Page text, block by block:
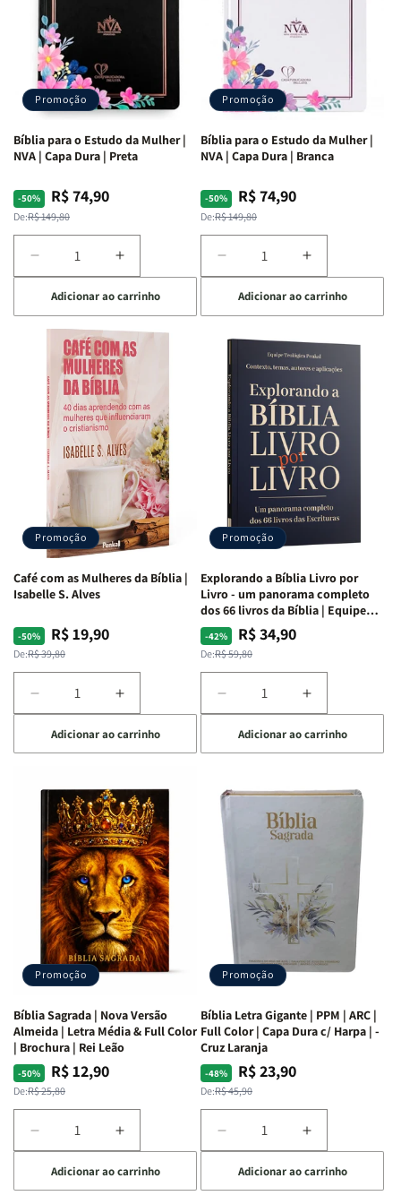
Promoção
Bíblia para o Estudo da Mulher |
NVA | Capa Dura | Preta
-50%
Preço
normal
De:R$ 149,80
Preço
promocional
R$ 74,90
Diminuir
a
quantidade
de
Bíblia
para
Estudo
da
Mulher
NVA
Capa
Dura
|
Preta
Aumentar
a
quantidade
de
Bíblia
para
o
Estudo
da
Mulher
|
NVA
|
Capa
Dura
|
Adicionar ao carrinho
Promoção
Bíblia para o Estudo da Mulher |
NVA | Capa Dura | Branca
-50%
Preço
normal
De:R$ 149,80
Preço
promocional
R$ 74,90
Diminuir
a
quantidade
de
Bíblia
o
Estudo
da
Mulher
NVA
Capa
Dura
|
Aumentar
a
quantidade
de
Bíblia
para
o
Estudo
Mulher
|
NVA
|
Capa
Dura
|
Adicionar ao carrinho
Promoção
Café com as Mulheres da Bíblia |
Isabelle S. Alves
-50%
Preço
normal
De:R$ 39,80
Preço
promocional
R$ 19,90
Diminuir
a
quantidade
de
com
Mulheres
da
Bíblia
Isabelle
S.
Alves
Aumentar
a
quantidade
de
com
as
Mulheres
da
Bíblia
|
Isabelle
S.
Alves
Adicionar ao carrinho
Promoção
Explorando a Bíblia Livro por
Livro - um panorama completo
dos 66 livros da Bíblia | Equipe
teológica Penkal
-42%
Preço
normal
De:R$ 59,80
Preço
promocional
R$ 34,90
Diminuir
a
quantidade
de
a
Bíblia
Livro
por
Livro
um
panorama
completo
dos
66
da
Bíblia
Equipe
teológica
Penkal
Aumentar
a
quantidade
de
a
Bíblia
Livro
-
um
panorama
completo
dos
da
Bíblia
Penkal
Adicionar ao carrinho
Promoção
Bíblia Sagrada | Nova Versão
Almeida | Letra Média & Full Color
| Brochura | Rei Leão
-50%
Preço
normal
De:R$ 25,80
Preço
promocional
R$ 12,90
Diminuir
a
quantidade
de
Aumentar
a
quantidade
de
Adicionar ao carrinho
Promoção
Bíblia Letra Gigante | PPM | ARC |
Full Color | Capa Dura c/ Harpa | -
Cruz Laranja
-48%
Preço
normal
De:R$ 45,90
Preço
promocional
R$ 23,90
Diminuir
a
quantidade
de
Aumentar
a
quantidade
de
Adicionar ao carrinho